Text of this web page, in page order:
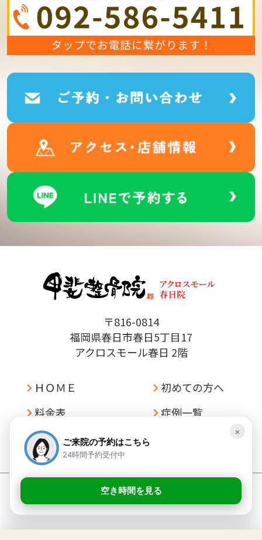
〒816-0814
福岡県春日市春日5丁目17
アクロスモール春日 2階
ＨＯＭＥ
料金表
アクセス
初めての方へ
症例一覧
甲斐整骨院 アクロスモール春日院.
All Rights Reserved.
×
ご来院の予約はこちら
24時間予約受付中
空き時間を見る